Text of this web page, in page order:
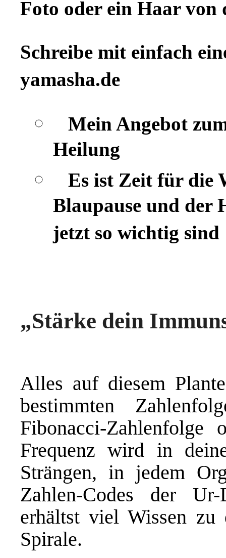
Foto oder ein Haar von
Schreibe mit einfach
yamasha.de
Mein Angebot
Heilung
Es ist Zeit für die
Blaupause und der
jetzt so wichtig sind
„Stärke dein
Alles auf diesem
bestimmten
Fibonacci-Zahlenfolge
Frequenz wird in
Strängen, in jedem
Zahlen-Codes der
erhältst viel Wissen zu
Spirale.